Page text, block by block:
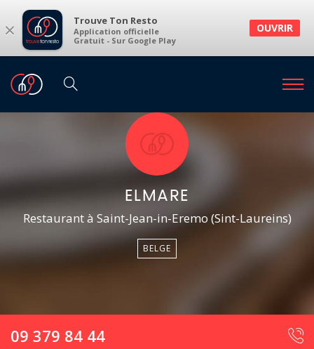
× Trouve Ton Resto
Application officielle
Gratuit - Sur Google Play
OUVRIR
ELMARE
Restaurant à Saint-Jean-in-Eremo (Sint-Laureins)
BELGE
09 379 84 44